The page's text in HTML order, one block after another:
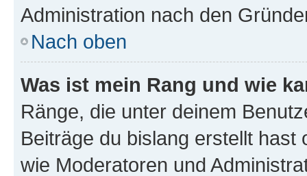
Administration nach den
Nach oben
Was ist mein Rang und wie
Ränge, die unter deinem
Beiträge du bislang erstellt
wie Moderatoren und